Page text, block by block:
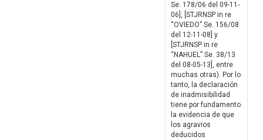
Se. 178/06 del 09-11-
06], [STJRNSP in re
“OVIEDO” Se. 156/08
del 12-11-08] y
[STJRNSP in re
“NAHUEL” Se. 38/13
del 08-05-13], entre
muchas otras). Por lo
tanto, la declaración
de inadmisibilidad
tiene por fundamento
la evidencia de que
los agravios
deducidos